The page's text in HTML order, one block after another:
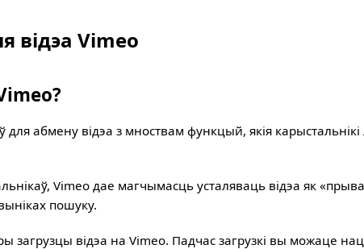
відэа Vimeo
абмену відэа з мноствам функцый, якія
Vimeo дае магчымасць усталяваць відэа як
пошуку.
відэа на Vimeo. Падчас загрузкі вы можаце